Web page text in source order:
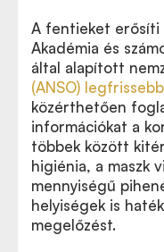
A fentieket erősíti
Akadémia és
által alapított
(ANSO)
közérthetően
információkat a
többek között
higiénia, a maszk
mennyiségű
helyiségek is
megelőzést.